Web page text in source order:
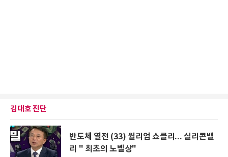
김대호 진단
반도체 열전 (33) 윌리엄 쇼클리... 실리콘밸
리 " 최초의 노벨상"